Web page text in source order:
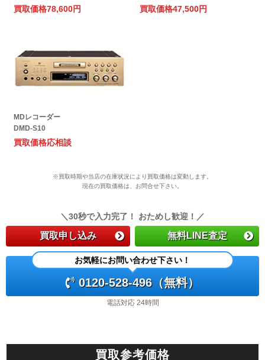
買取価格78,600円 買取価格47,500円
MDレコーダー
DMD-S10
買取価格応相談
※買取時期や当店の在庫状況により買取価格は変動します。
現在の買取価格は、お問合せ下さい。
＼30秒で入力完了！ おためし歓迎！／
買取申し込み 無料LINE査定
お気軽にお問い合わせ下さい！
0120-528-496（無料）
電話対応 24時間
買取参考価格